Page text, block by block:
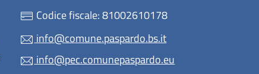
Codice fiscale: 81002610178
info@comune.paspardo.bs.it
info@pec.comunepaspardo.eu